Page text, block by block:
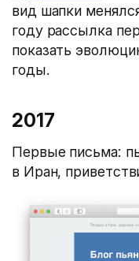
вид шапки
году рассылка
показать
годы.
2017
Первые письма:
в Иран,